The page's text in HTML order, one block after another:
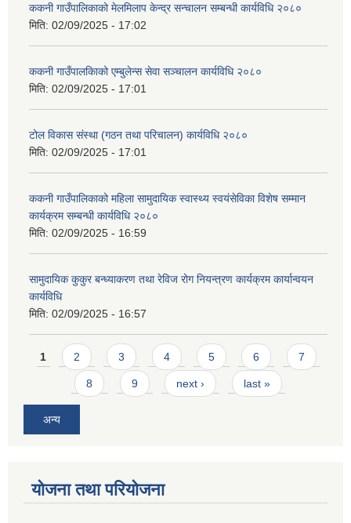
ककनी गाउँपालिकाको मेलमिलाप केन्द्र सन्चालन सम्बन्धी कार्यविधि २०८०
मिति: 02/09/2025 - 17:02
ककनी गाउँपालकािको एम्बुलेन्स सेवा सञ्चालन कार्यविधि २०८०
मिति: 02/09/2025 - 17:01
टोल विकास संस्था (गठन तथा परिचालन) कार्यविधि २०८०
मिति: 02/09/2025 - 17:01
ककनी गाउँपालिकाको महिला सामुदायिक स्वास्थ्य स्वयंसेविका विशेष सम्मान
कार्यक्रम सम्बन्धी कार्यविधि २०८०
मिति: 02/09/2025 - 16:59
सामुदायिक कुकुर बन्ध्याकरण तथा रेविज रोग नियन्त्रण कार्यक्रम कार्यान्वयन
कार्यविधि
मिति: 02/09/2025 - 16:57
Pages
1 2 3 4 5 6 7
8 9 next › last »
अन्य
योजना तथा परियोजना